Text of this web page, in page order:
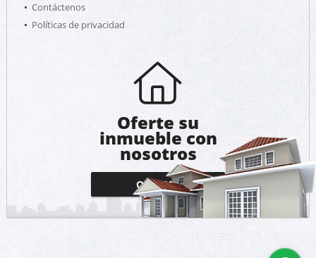
Contáctenos
Políticas de privacidad
Oferte su
inmueble con
nosotros
OFERTAR